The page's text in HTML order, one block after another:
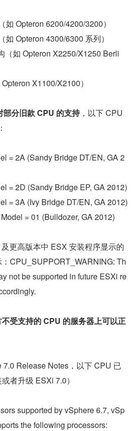
如 Opteron 6200/4200/3200）
如 Opteron 4300/6300 系列）
（如 Opteron X2250/X1250 Berli
X1100/X2100）
部分旧款 CPU 的支持，以下 CPU
= 2A (Sandy Bridge DT/EN, GA 2
= 2D (Sandy Bridge EP, GA 2012)
= 3A (Ivy Bridge DT/EN, GA 2012)
= 01 (Bulldozer, GA 2012)
更高版本中 ESX 安装程序显示的
CPU_SUPPORT_WARNING: Th
not be supported in future ESXi re
受支持的 CPU 的服务器上可以正
Release Notes，以下 CPU 已
者升级 ESXi 7.0）
supported by vSphere 6.7, vSp
the following processors: